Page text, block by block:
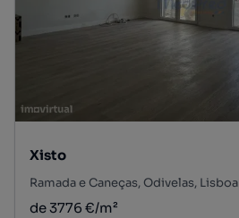
Xisto
Ramada e Caneças, Odivelas, Lisboa
de 3776 €/m²